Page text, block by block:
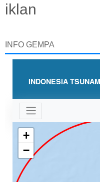
iklan
INFO GEMPA